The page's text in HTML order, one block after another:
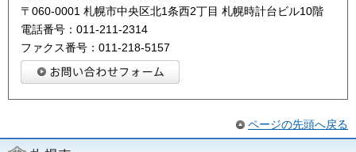
〒060-0001 札幌市中央区北1条西2丁目 札幌時計台ビル10階
電話番号：011-211-2314
ファクス番号：011-218-5157
ページの先頭へ戻る